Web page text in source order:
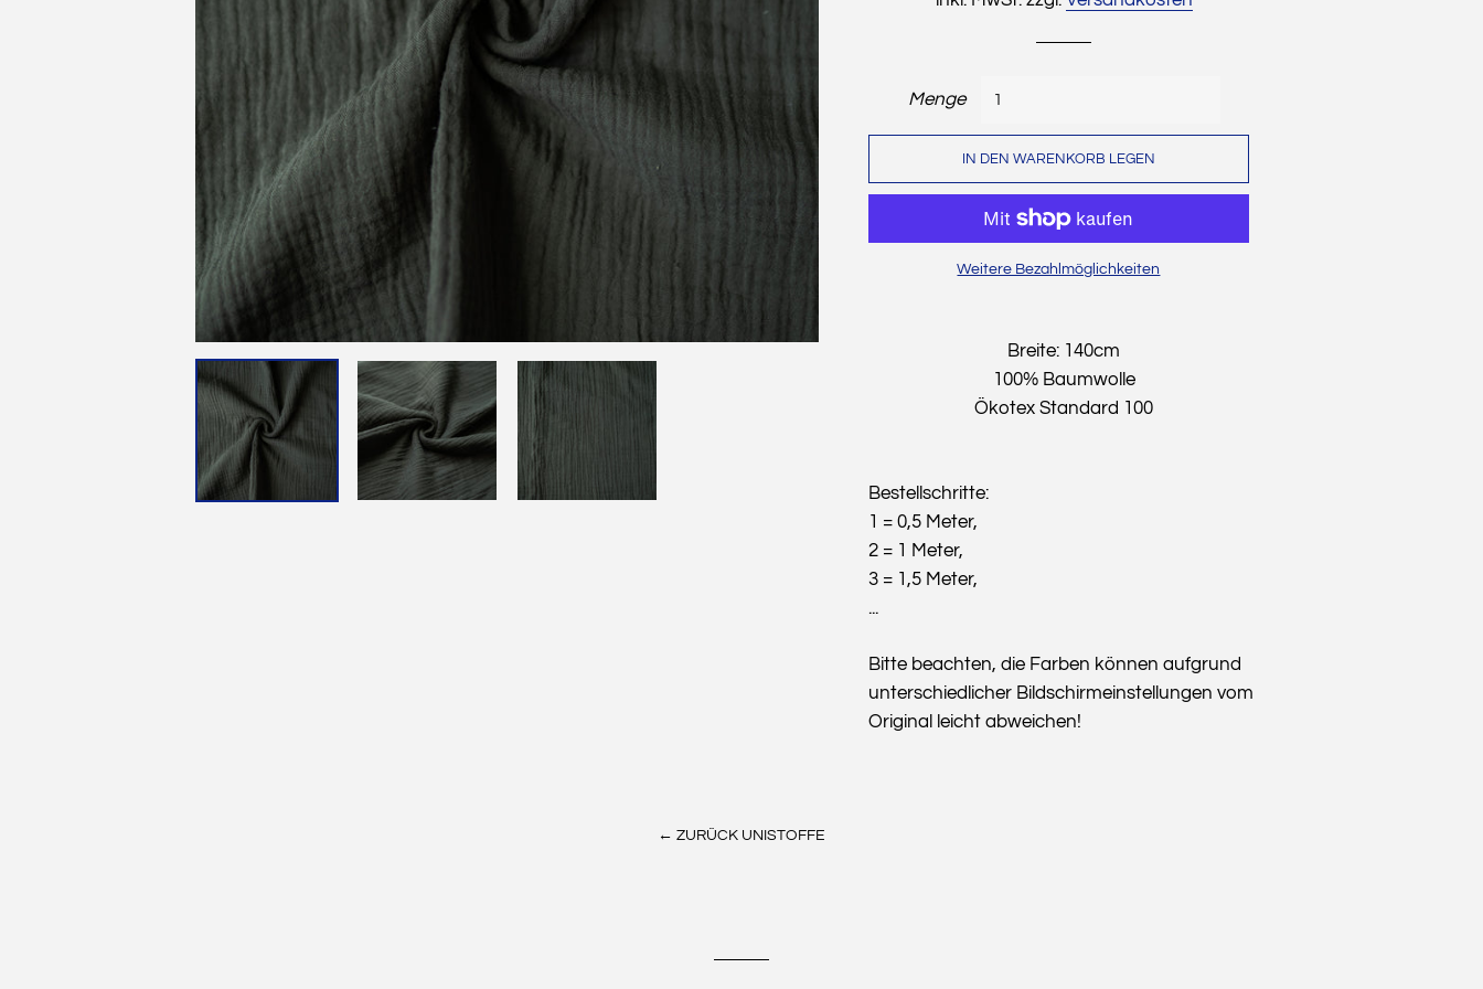
Sweat
Waffelpique
Alpenfleece
Menge
IN DEN WARENKORB LEGEN
Weitere Bezahlmöglichkeiten
Breite: 140cm
100% Baumwolle
Ökotex Standard 100
Bestellschritte:
1 = 0,5 Meter,
2 = 1 Meter,
3 = 1,5 Meter,
...
Bitte beachten, die Farben können aufgrund
unterschiedlicher Bildschirmeinstellungen vom
Original leicht abweichen!
← ZURÜCK UNISTOFFE